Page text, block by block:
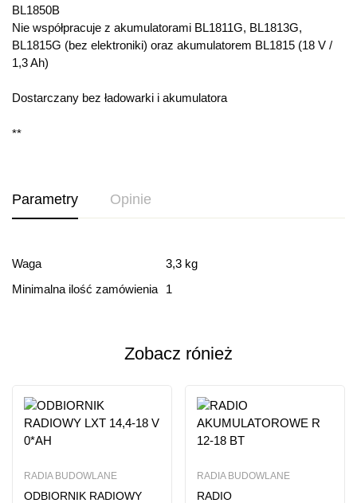
BL1850B
Nie współpracuje z akumulatorami BL1811G, BL1813G,
BL1815G (bez elektroniki) oraz akumulatorem BL1815 (18 V /
1,3 Ah)
Dostarczany bez ładowarki i akumulatora
**
Parametry Opinie
Waga
3,3 kg
Minimalna ilość zamówienia
1
Ocena i recenzja
Based on 0 Reviews
Ten produkt nie ma jeszcze opinii
Zobacz rónież
RADIA BUDOWLANE
ODBIORNIK RADIOWY
RADIA BUDOWLANE
RADIO